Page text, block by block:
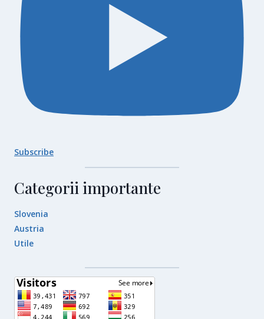
Subscribe
Categorii importante
Slovenia
Austria
Utile